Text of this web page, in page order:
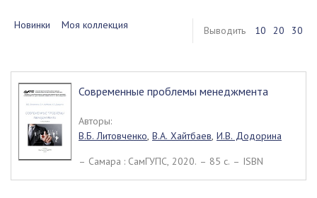
Новинки Моя коллекция Выводить 10 20 30
Современные проблемы менеджмента
Авторы:
В.Б. Литовченко, В.А. Хайтбаев, И.В. Додорина
– Самара : СамГУПС, 2020. – 85 c. – ISBN